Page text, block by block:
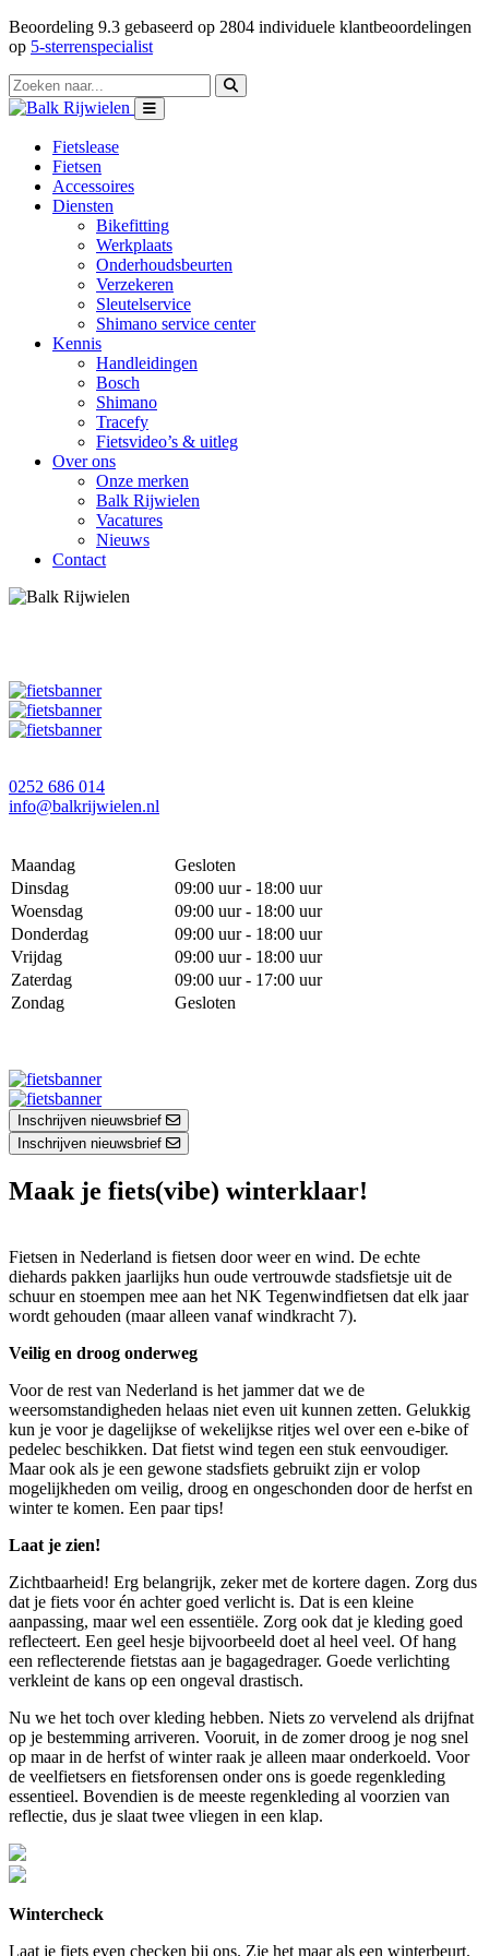
Beoordeling 9.3 gebaseerd op 2804 individuele klantbeoordelingen
op 5-sterrenspecialist
Fietslease
Fietsen
Accessoires
Diensten
Bikefitting
Werkplaats
Onderhoudsbeurten
Verzekeren
Sleutelservice
Shimano service center
Kennis
Handleidingen
Bosch
Shimano
Tracefy
Fietsvideo’s & uitleg
Over ons
Onze merken
Balk Rijwielen
Vacatures
Nieuws
Contact
0252 686 014
info@balkrijwielen.nl
Maandag
Gesloten
Dinsdag
09:00 uur - 18:00 uur
Woensdag
09:00 uur - 18:00 uur
Donderdag
09:00 uur - 18:00 uur
Vrijdag
09:00 uur - 18:00 uur
Zaterdag
09:00 uur - 17:00 uur
Zondag
Gesloten
Inschrijven nieuwsbrief
Inschrijven nieuwsbrief
Maak je fiets(vibe) winterklaar!
Fietsen in Nederland is fietsen door weer en wind. De echte
diehards pakken jaarlijks hun oude vertrouwde stadsfietsje uit de
schuur en stoempen mee aan het NK Tegenwindfietsen dat elk jaar
wordt gehouden (maar alleen vanaf windkracht 7).
Veilig en droog onderweg
Voor de rest van Nederland is het jammer dat we de
weersomstandigheden helaas niet even uit kunnen zetten. Gelukkig
kun je voor je dagelijkse of wekelijkse ritjes wel over een e-bike of
pedelec beschikken. Dat fietst wind tegen een stuk eenvoudiger.
Maar ook als je een gewone stadsfiets gebruikt zijn er volop
mogelijkheden om veilig, droog en ongeschonden door de herfst en
winter te komen. Een paar tips!
Laat je zien!
Zichtbaarheid! Erg belangrijk, zeker met de kortere dagen. Zorg dus
dat je fiets voor én achter goed verlicht is. Dat is een kleine
aanpassing, maar wel een essentiële. Zorg ook dat je kleding goed
reflecteert. Een geel hesje bijvoorbeeld doet al heel veel. Of hang
een reflecterende fietstas aan je bagagedrager. Goede verlichting
verkleint de kans op een ongeval drastisch.
Nu we het toch over kleding hebben. Niets zo vervelend als drijfnat
op je bestemming arriveren. Vooruit, in de zomer droog je nog snel
op maar in de herfst of winter raak je alleen maar onderkoeld. Voor
de veelfietsers en fietsforensen onder ons is goede regenkleding
essentieel. Bovendien is de meeste regenkleding al voorzien van
reflectie, dus je slaat twee vliegen in een klap.
Wintercheck
Laat je fiets even checken bij ons. Zie het maar als een winterbeurt.